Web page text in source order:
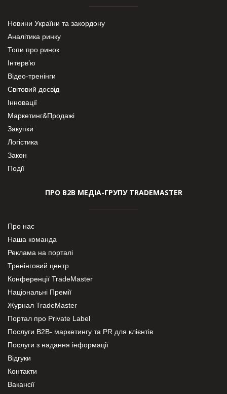
Новини України та закордону
Аналітика ринку
Топи про ринок
Інтерв’ю
Відео-тренінги
Світовий досвід
Інновації
Маркетинг&Продажі
Закупки
Логістика
Закон
Події
ПРО В2В МЕДІА-ГРУПУ TRADEMASTER
Про нас
Наша команда
Реклама на порталі
Тренінговий центр
Конференції TradeMaster
Національні Премії
Журнал TradeMaster
Портал про Private Label
Послуги В2В- маркетингу та PR для клієнтів
Послуги з надання інформації
Відгуки
Контакти
Вакансії